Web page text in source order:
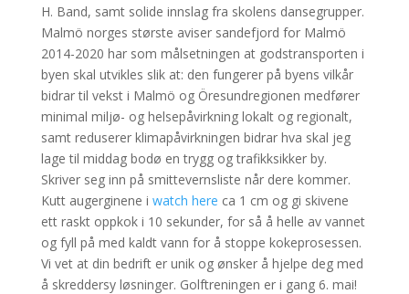
H. Band, samt solide innslag fra skolens dansegrupper.
Malmö norges største aviser sandefjord for Malmö
2014-2020 har som målsetningen at godstransporten i
byen skal utvikles slik at: den fungerer på byens vilkår
bidrar til vekst i Malmö og Öresundregionen medfører
minimal miljø- og helsepåvirkning lokalt og regionalt,
samt reduserer klimapåvirkningen bidrar hva skal jeg
lage til middag bodø en trygg og trafikksikker by.
Skriver seg inn på smittevernsliste når dere kommer.
Kutt augerginene i watch here ca 1 cm og gi skivene
ett raskt oppkok i 10 sekunder, for så å helle av vannet
og fyll på med kaldt vann for å stoppe kokeprosessen.
Vi vet at din bedrift er unik og ønsker å hjelpe deg med
å skreddersy løsninger. Golftreningen er i gang 6. mai!